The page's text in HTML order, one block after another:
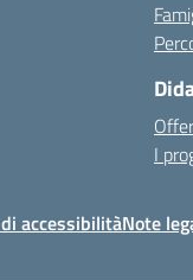
I
accessibilitàNote